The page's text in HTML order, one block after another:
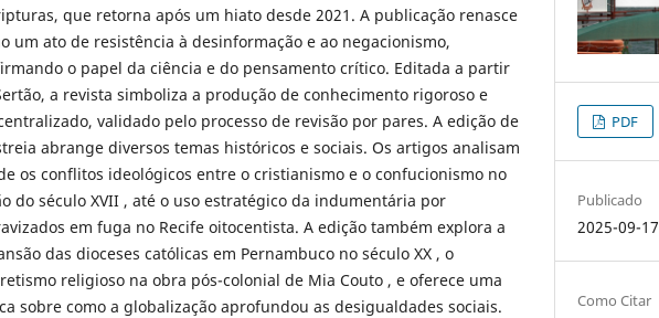
que retorna após um hiato desde 2021. A publicação renasce
um ato de resistência à desinformação e ao negacionismo,
o papel da ciência e do pensamento crítico. Editada a partir
a revista simboliza a produção de conhecimento rigoroso e
validado pelo processo de revisão por pares. A edição de
abrange diversos temas históricos e sociais. Os artigos analisam
os conflitos ideológicos entre o cristianismo e o confucionismo no
do século XVII , até o uso estratégico da indumentária por
em fuga no Recife oitocentista. A edição também explora a
das dioceses católicas em Pernambuco no século XX , o
religioso na obra pós-colonial de Mia Couto , e oferece uma
sobre como a globalização aprofundou as desigualdades sociais.
PDF
Publicado
2025-09-17
Como Citar